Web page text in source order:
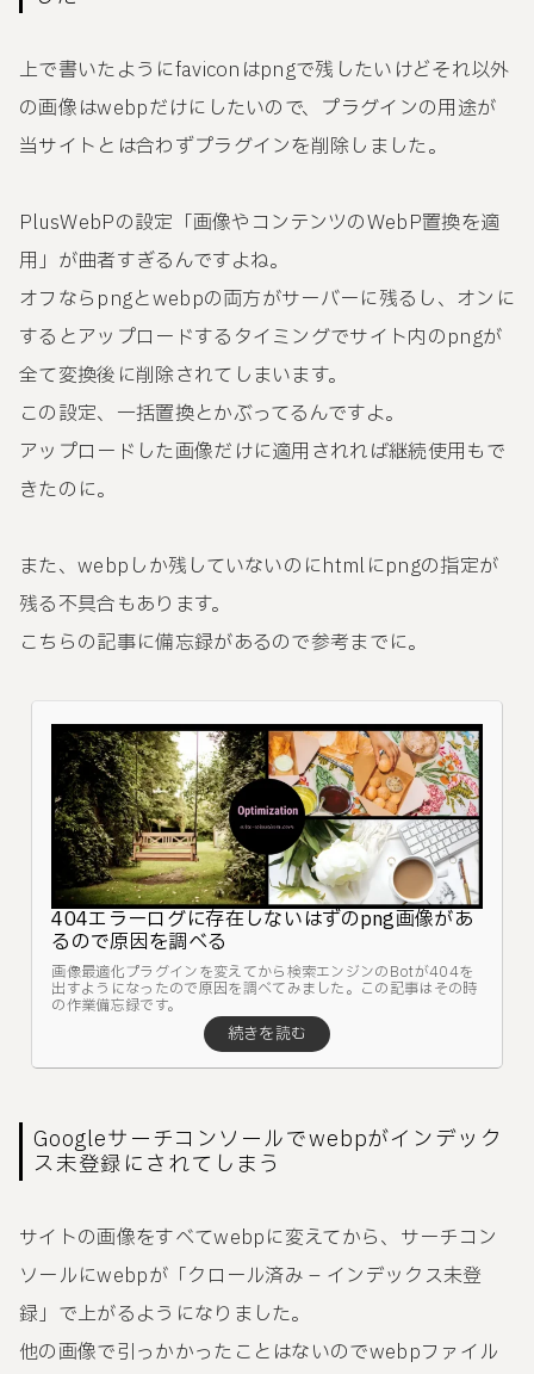
上で書いたようにfaviconはpngで残したいけどそれ以外
の画像はwebpだけにしたいので、プラグインの用途が
当サイトとは合わずプラグインを削除しました。
PlusWebPの設定「画像やコンテンツのWebP置換を適
用」が曲者すぎるんですよね。
オフならpngとwebpの両方がサーバーに残るし、オンに
するとアップロードするタイミングでサイト内のpngが
全て変換後に削除されてしまいます。
この設定、一括置換とかぶってるんですよ。
アップロードした画像だけに適用されれば継続使用もで
きたのに。
また、webpしか残していないのにhtmlにpngの指定が
残る不具合もあります。
こちらの記事に備忘録があるので参考までに。
404エラーログに存在しないはずのpng画像があ
るので原因を調べる
画像最適化プラグインを変えてから検索エンジンのBotが404を
出すようになったので原因を調べてみました。この記事はその時
の作業備忘録です。
Googleサーチコンソールでwebpがインデック
ス未登録にされてしまう
サイトの画像をすべてwebpに変えてから、サーチコン
ソールにwebpが「クロール済み – インデックス未登
録」で上がるようになりました。
他の画像で引っかかったことはないのでwebpファイル